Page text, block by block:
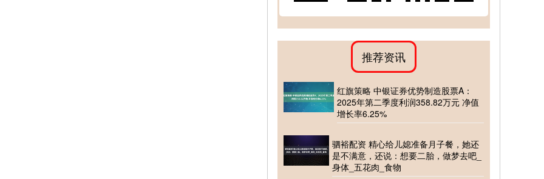
推荐资讯
红旗策略 中银证券优势制造股票A：
2025年第二季度利润358.82万元 净值
增长率6.25%
驷裕配资 精心给儿媳准备月子餐，她还
是不满意，还说：想要二胎，做梦去吧_
身体_五花肉_食物